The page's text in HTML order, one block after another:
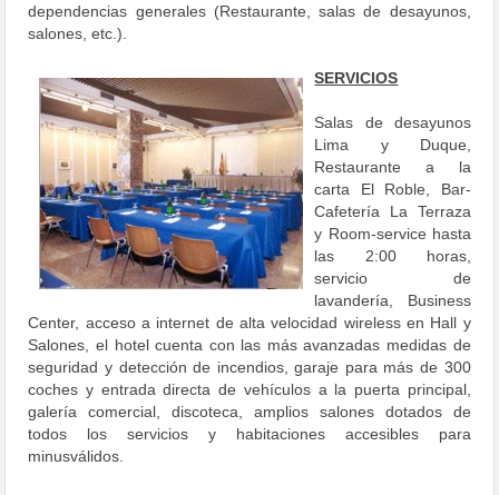
dependencias generales (Restaurante, salas de desayunos,
salones, etc.).
SERVICIOS
Salas de desayunos
Lima y Duque,
Restaurante a la
carta El Roble, Bar-
Cafetería La Terraza
y Room-service hasta
las 2:00 horas,
servicio de
lavandería, Business
Center, acceso a internet de alta velocidad wireless en Hall y
Salones, el hotel cuenta con las más avanzadas medidas de
seguridad y detección de incendios, garaje para más de 300
coches y entrada directa de vehículos a la puerta principal,
galería comercial, discoteca, amplios salones dotados de
todos los servicios y habitaciones accesibles para
minusválidos.